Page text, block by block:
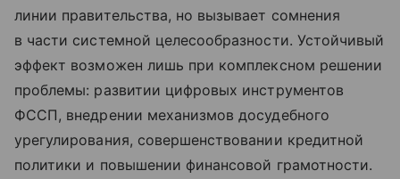
линии правительства, но вызывает сомнения
в части системной целесообразности. Устойчивый
эффект возможен лишь при комплексном решении
проблемы: развитии цифровых инструментов
ФССП, внедрении механизмов досудебного
урегулирования, совершенствовании кредитной
политики и повышении финансовой грамотности.